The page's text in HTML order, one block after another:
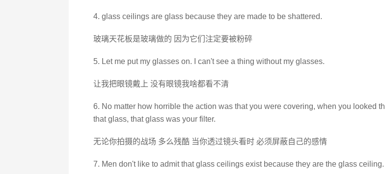
4. glass ceilings are glass because they are made to be shattered.
玻璃天花板是玻璃做的 因为它们注定要被粉碎
5. Let me put my glasses on. I can't see a thing without my glasses.
让我把眼镜戴上 没有眼镜我啥都看不清
6. No matter how horrible the action was that you were covering, when you looked
that glass, that glass was your filter.
无论你拍摄的战场 多么残酷 当你透过镜头看时 必须屏蔽自己的感情
7. Men don't like to admit that glass ceilings exist because they are the glass ceiling.